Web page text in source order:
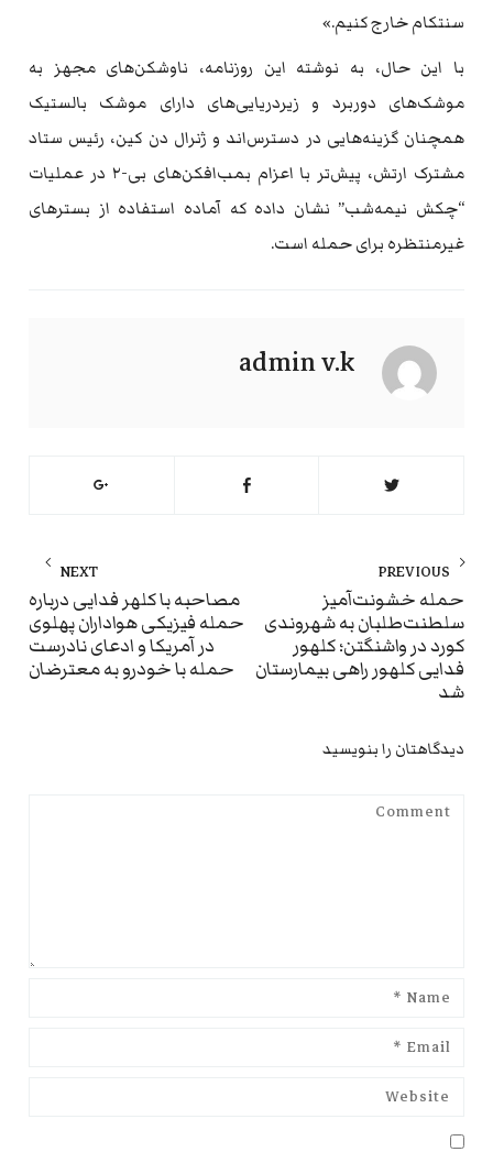
سنتکام خارج کنیم.»
با این حال، به نوشته این روزنامه، ناوشکن‌های مجهز به
موشک‌های دوربرد و زیردریایی‌های دارای موشک بالستیک
همچنان گزینه‌هایی در دسترس‌اند و ژنرال دن کین، رئیس ستاد
مشترک ارتش، پیش‌تر با اعزام بمب‌افکن‌های بی-۲ در عملیات
“چکش نیمه‌شب” نشان داده که آماده استفاده از بسترهای
غیرمنتظره برای حمله است.
admin v.k
راهبری
نوشته
PREVIOUS
Previous
post:
حمله خشونت‌آمیز
سلطنت‌طلبان به شهروندی
کورد در واشنگتن؛ کلهور
فدایی کلهور راهی بیمارستان
شد
NEXT
مصاحبه با کلهر فدایی درباره
حمله فیزیکی هواداران پهلوی
در آمریکا و ادعای نادرست
حمله با خودرو به معترضان
دیدگاهتان را بنویسید